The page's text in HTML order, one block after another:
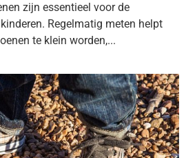
zijn essentieel voor de
Regelmatig meten helpt
te klein worden,...